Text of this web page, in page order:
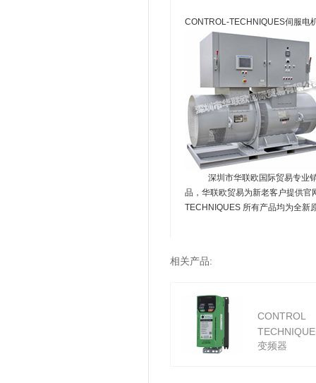
CONTROL-TECHNIQUES伺服电
深圳市华联欧国际贸易专业销
品，华联欧贸易为新老客户提供
TECHNIQUES 所有产品均为全新
相关产品:
CONTROL
变频器